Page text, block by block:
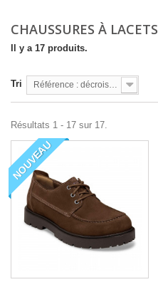
CHAUSSURES À LACETS
Il y a 17 produits.
Tri Référence : décroissante
Résultats 1 - 17 sur 17.
NOUVEAU